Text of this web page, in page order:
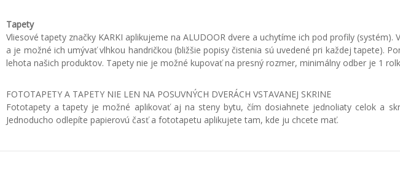
Tapety
Vliesové tapety značky KARKI aplikujeme na ALUDOOR dvere a uchytíme ich pod profily
a je možné ich umývať vlhkou handričkou (bližšie popisy čistenia sú uvedené pri každej tapete).
lehota našich produktov. Tapety nie je možné kupovať na presný rozmer, minimálny odber je 1
FOTOTAPETY A TAPETY NIE LEN NA POSUVNÝCH DVERÁCH VSTAVANEJ SKRINE
Fototapety a tapety je možné aplikovať aj na steny bytu, čím dosiahnete jednoliaty celok a
Jednoducho odlepíte papierovú časť a fototapetu aplikujete tam, kde ju chcete mať.